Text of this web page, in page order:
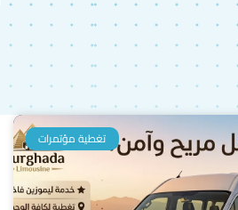
تغطية مؤتمرات